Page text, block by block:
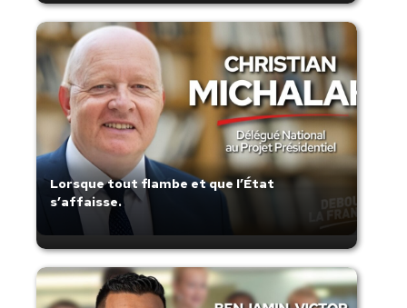
Lorsque tout flambe et que l’État
s’affaisse.